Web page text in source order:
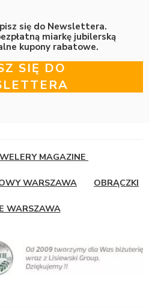
się do Newslettera.
miarkę jubilerską
kupony rabatowe.
SIĘ DO
MAGAZINE
WARSZAWA OBRĄCZKI
WARSZAWA